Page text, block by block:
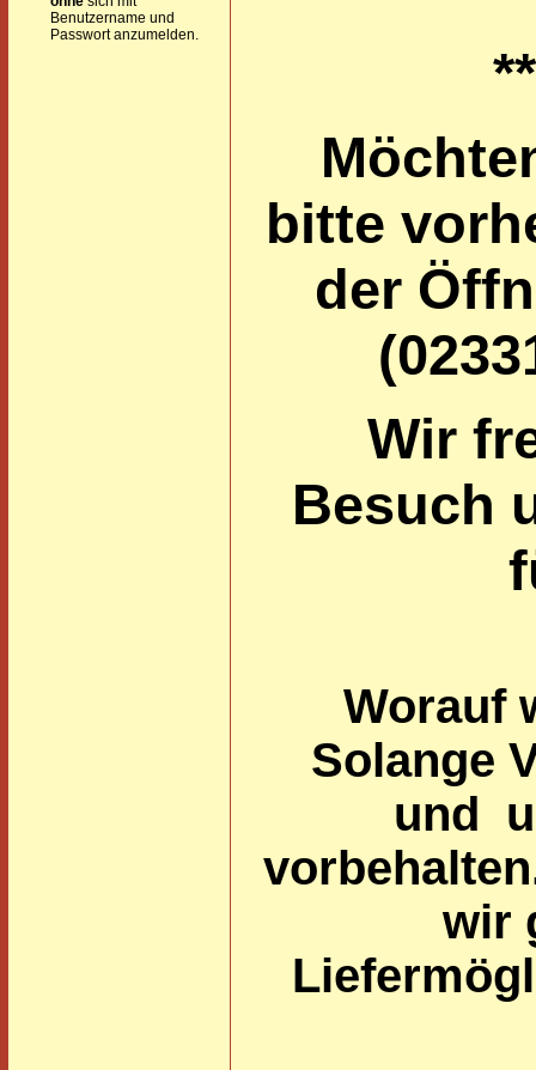
Benutzername und
Passwort anzumelden.
bitte
der
Wir
Besuch
Worauf
Solange
und
wir